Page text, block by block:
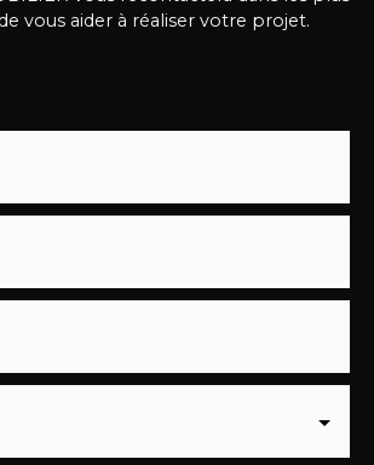
Voisins: commerces et office de
serenity@gmail. com ou 06 18 74
vous aider à réaliser votre projet.